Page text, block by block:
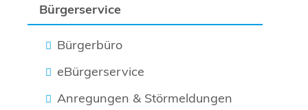
Bürgerservice
Bürgerbüro
eBürgerservice
Anregungen & Störmeldungen